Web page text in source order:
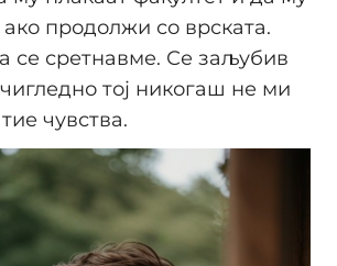
продолжи со врската.
се сретнавме. Се заљубив
тој никогаш не ми
чувства.